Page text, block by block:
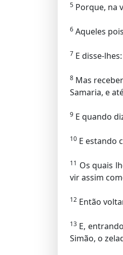
5 Porque, na
6 Aqueles
7 E disse-
8 Mas
Samaria, e
9 E quando
10 E estando
11 Os quais
vir assim
12 Então
13 E,
Simão, o